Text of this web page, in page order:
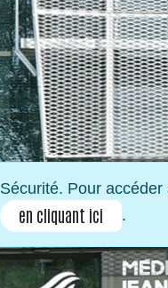
Sécurité. Pour
en cliquant ici .